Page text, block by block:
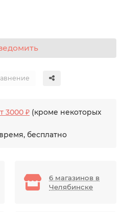
3000 ₽ (кроме некоторых
бесплатно
6 магазинов в
Челябинске